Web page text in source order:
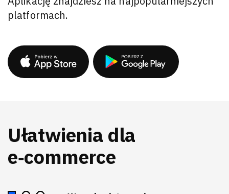
platformach.
Ułatwienia dla
e‑commerce